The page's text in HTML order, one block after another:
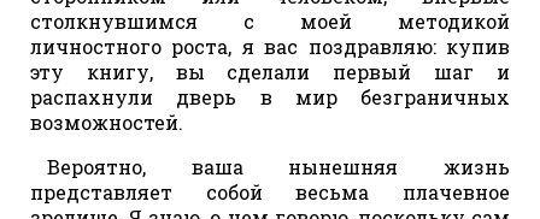
столкнувшимся с моей методикой
личностного роста, я вас поздравляю: купив
эту книгу, вы сделали первый шаг и
распахнули дверь в мир безграничных
возможностей.
Вероятно, ваша нынешняя жизнь
представляет собой весьма плачевное